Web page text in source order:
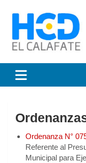
contenido
Ordenanza N°
Referente al
Municipal para